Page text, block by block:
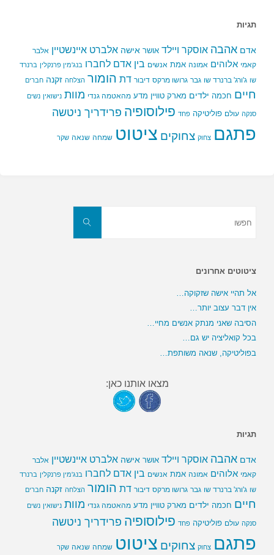
תגיות
אדם אהבה אוסקר ויילד אושר אישה אלברט איינשטיין אלבר
קאמי אלוהים אמונה אמת אנשים בין אדם לחברו בנג'מין פרנקלין ברנרד
שו ג'ורג' ברנרד שו גבר גרושו מרקס דיבור דת הומור הצלחה זקנה חברים
חיים חכמה ילדים מארק טוויין מדע מהאטמה גנדי מוות נישואין נשים
סנקה עולם פוליטיקה פחד פילוסופיה פרידריך ניטשה
פתגם צחוק צחוקים ציטוט שמחה שנאה שקר
חפשו
ציטוטים אחרונים
אל תהיי אישה שזקוקה…
אין דבר עצוב יותר…
הסיבה שאני מנתק אנשים מחיי…
בכל קואליציה יש גם…
בפוליטיקה, שנאה משותפת…
מצאו אותנו כאן:
תגיות
אדם אהבה אוסקר ויילד אושר אישה אלברט איינשטיין אלבר
קאמי אלוהים אמונה אמת אנשים בין אדם לחברו בנג'מין פרנקלין ברנרד
שו ג'ורג' ברנרד שו גבר גרושו מרקס דיבור דת הומור הצלחה זקנה חברים
חיים חכמה ילדים מארק טוויין מדע מהאטמה גנדי מוות נישואין נשים
סנקה עולם פוליטיקה פחד פילוסופיה פרידריך ניטשה
פתגם צחוק צחוקים ציטוט שמחה שנאה שקר